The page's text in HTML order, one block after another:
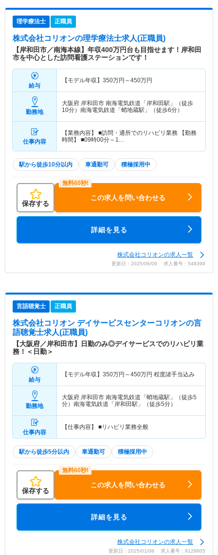
理学療法士 正職員
株式会社コリオンの理学療法士求人(正職員)
【岸和田市／南海本線】年収400万円台も目指せます！岸和田
市を中心とした訪問看護ステーションです！
給与
【モデル年収】 350万円～450万円
勤務地
大阪府 岸和田市 南海電気鉄道「岸和田駅」（徒歩
10分）南海電気鉄道「蛸地蔵駅」（徒歩6分）
仕事内容
【業務内容】 ■訪問・通所でのリハビリ業務 【勤務
時間】 ■09時00分～1…
駅から徒歩10分以内 車通勤可 積極採用中
保存する
この求人を問い合わせる
詳細を見る
株式会社コリオンの求人一覧
更新日：2025/06/09 求人番号：548399
言語聴覚士 正職員
株式会社コリオン デイサービスセンターコリオンの言
語聴覚士求人(正職員)
【大阪府／岸和田市】日勤のみ◎デイサービスでのリハビリ業
務！＜日勤＞
給与
【モデル年収】 350万円～450万円 程度諸手当込み
勤務地
大阪府 岸和田市 南海電気鉄道「蛸地蔵駅」（徒歩5
分）南海電気鉄道「岸和田駅」（徒歩5分）
仕事内容
【仕事内容】 ■リハビリ業務全般
駅から徒歩5分以内 車通勤可 積極採用中
保存する
この求人を問い合わせる
詳細を見る
株式会社コリオンの求人一覧
更新日：2025/01/08 求人番号：9128805